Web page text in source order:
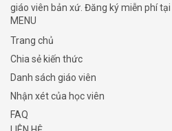
giáo viên bản xứ. Đăng ký miễn phí tại
MENU
Trang chủ
Chia sẻ kiến thức
Danh sách giáo viên
Nhận xét của học viên
FAQ